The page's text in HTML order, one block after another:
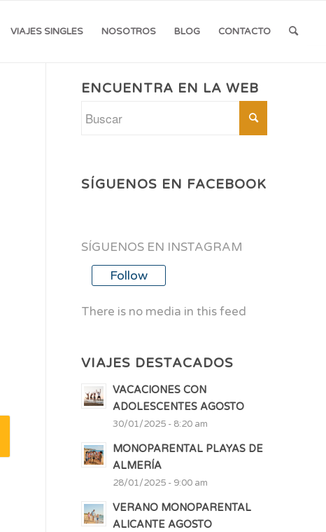
VIAJES SINGLES NOSOTROS BLOG CONTACTO
ENCUENTRA EN LA WEB
SÍGUENOS EN FACEBOOK
SÍGUENOS EN INSTAGRAM
Follow
There is no media in this feed
VIAJES DESTACADOS
VACACIONES CON
ADOLESCENTES AGOSTO
30/01/2025 - 8:20 am
MONOPARENTAL PLAYAS DE
ALMERÍA
28/01/2025 - 9:00 am
VERANO MONOPARENTAL
ALICANTE AGOSTO